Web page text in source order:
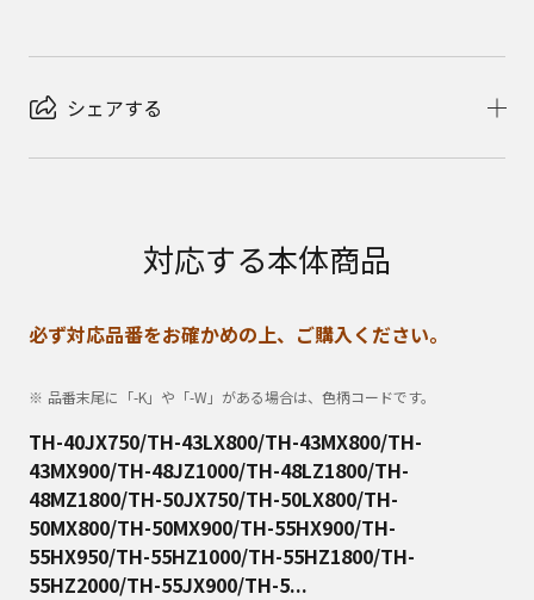
シェアする
対応する本体商品
必ず対応品番をお確かめの上、ご購入ください。
品番末尾に「-K」や「-W」がある場合は、色柄コードです。
TH-40JX750/TH-43LX800/TH-43MX800/TH-
43MX900/TH-48JZ1000/TH-48LZ1800/TH-
48MZ1800/TH-50JX750/TH-50LX800/TH-
50MX800/TH-50MX900/TH-55HX900/TH-
55HX950/TH-55HZ1000/TH-55HZ1800/TH-
55HZ2000/TH-55JX900/TH-5...